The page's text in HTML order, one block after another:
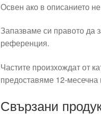
Освен ако в описанието
Запазваме си правото да
референция.
Частите произхождат от
предоставяме 12-месечна
Свързани